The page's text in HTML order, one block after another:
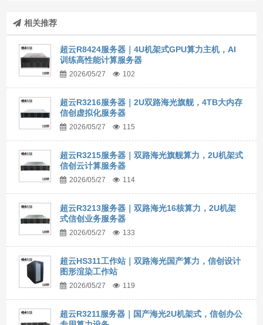
相关推荐
超云R8424服务器｜4U机架式GPU算力主机，AI
训练高性能计算服务器
2026/05/27 102
超云R3216服务器｜2U双路海光旗舰，4TB大内存
信创虚拟化服务器
2026/05/27 115
超云R3215服务器｜双路海光旗舰算力，2U机架式
信创云计算服务器
2026/05/27 114
超云R3213服务器｜双路海光16核算力，2U机架
式信创业务服务器
2026/05/27 133
超云HS311工作站｜双路海光国产算力，信创设计
图形渲染工作站
2026/05/27 119
超云R3211服务器｜国产海光2U机架式，信创办公